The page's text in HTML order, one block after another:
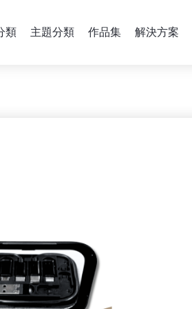
類 主題分類 作品集 解決方案